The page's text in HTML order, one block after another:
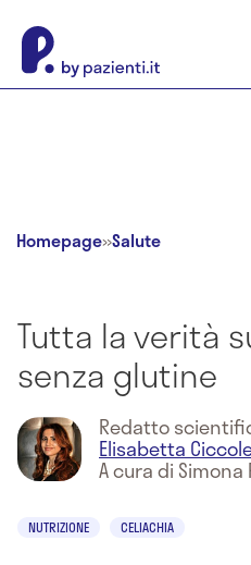
Homepage»Salute
Tutta la verità
senza glutine
Redatto
Elisabetta
A cura di Simona
NUTRIZIONE CELIACHIA